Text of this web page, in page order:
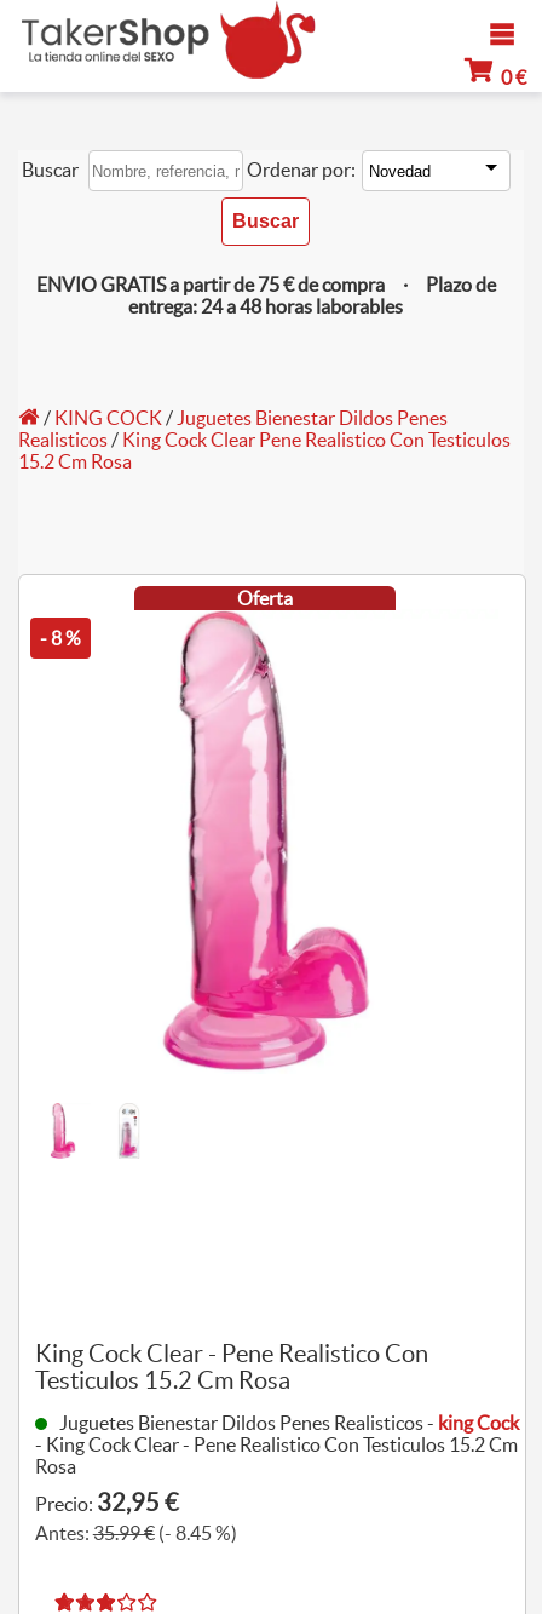
0 €
Buscar Ordenar por:
ENVIO GRATIS a partir de 75 € de compra · Plazo de
entrega: 24 a 48 horas laborables
/ KING COCK / Juguetes Bienestar Dildos Penes
Realisticos/ King Cock Clear Pene Realistico Con Testiculos
15.2 Cm Rosa
Oferta
- 8 %
King Cock Clear - Pene Realistico Con
Testiculos 15.2 Cm Rosa
Juguetes Bienestar Dildos Penes Realisticos - king Cock
- King Cock Clear - Pene Realistico Con Testiculos 15.2 Cm
Rosa
Precio: 32,95 €
Antes:35.99 €(- 8.45 %)